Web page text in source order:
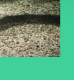
Om
Kontakt
Udbetaling